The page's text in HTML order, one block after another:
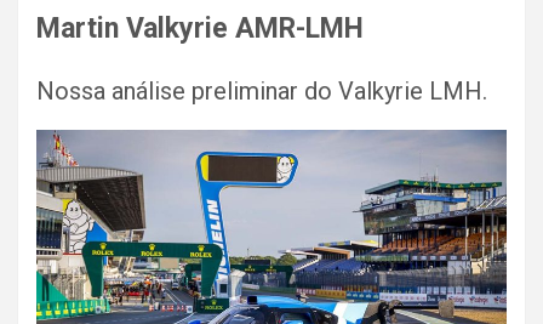
Martin Valkyrie AMR-LMH
Nossa análise preliminar do Valkyrie LMH.